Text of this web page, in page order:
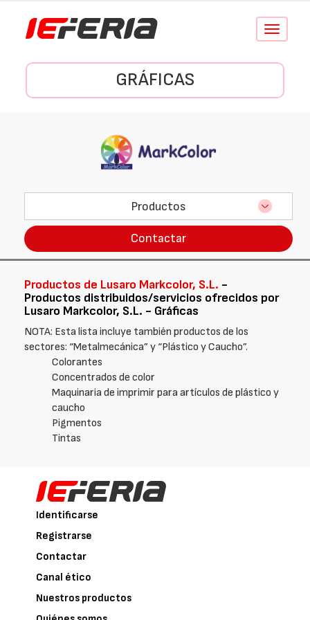
Conmutar
GRÁFICAS
Productos
Contactar
Productos de Lusaro Markcolor, S.L. -
Productos distribuidos/servicios ofrecidos por
Lusaro Markcolor, S.L. - Gráficas
NOTA: Esta lista incluye también productos de los
sectores: “Metalmecánica” y “Plástico y Caucho”.
Colorantes
Concentrados de color
Maquinaria de imprimir para artículos de plástico y
caucho
Pigmentos
Tintas
Identificarse
Registrarse
Contactar
Canal ético
Nuestros productos